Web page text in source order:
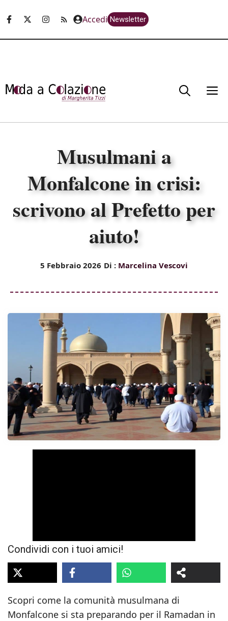
Accedi Newsletter
Musulmani a
Monfalcone in crisi:
scrivono al Prefetto per
aiuto!
5 Febbraio 2026 Di : Marcelina Vescovi
Condividi con i tuoi amici!
Scopri come la comunità musulmana di
Monfalcone si sta preparando per il Ramadan in